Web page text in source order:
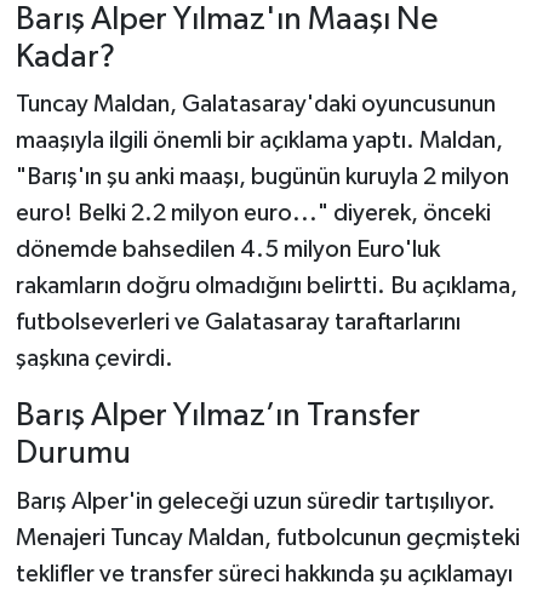
Barış Alper Yılmaz'ın Maaşı Ne
Kadar?
Tuncay Maldan, Galatasaray'daki oyuncusunun
maaşıyla ilgili önemli bir açıklama yaptı. Maldan,
"Barış'ın şu anki maaşı, bugünün kuruyla 2 milyon
euro! Belki 2.2 milyon euro..." diyerek, önceki
dönemde bahsedilen 4.5 milyon Euro'luk
rakamların doğru olmadığını belirtti. Bu açıklama,
futbolseverleri ve Galatasaray taraftarlarını
şaşkına çevirdi.
Barış Alper Yılmaz’ın Transfer
Durumu
Barış Alper'in geleceği uzun süredir tartışılıyor.
Menajeri Tuncay Maldan, futbolcunun geçmişteki
teklifler ve transfer süreci hakkında şu açıklamayı